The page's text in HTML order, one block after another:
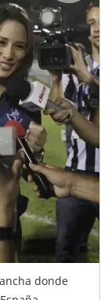
donde